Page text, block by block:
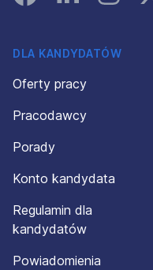
DLA KANDYDATÓW
Oferty pracy
Pracodawcy
Porady
Konto kandydata
Regulamin dla
kandydatów
Powiadomienia